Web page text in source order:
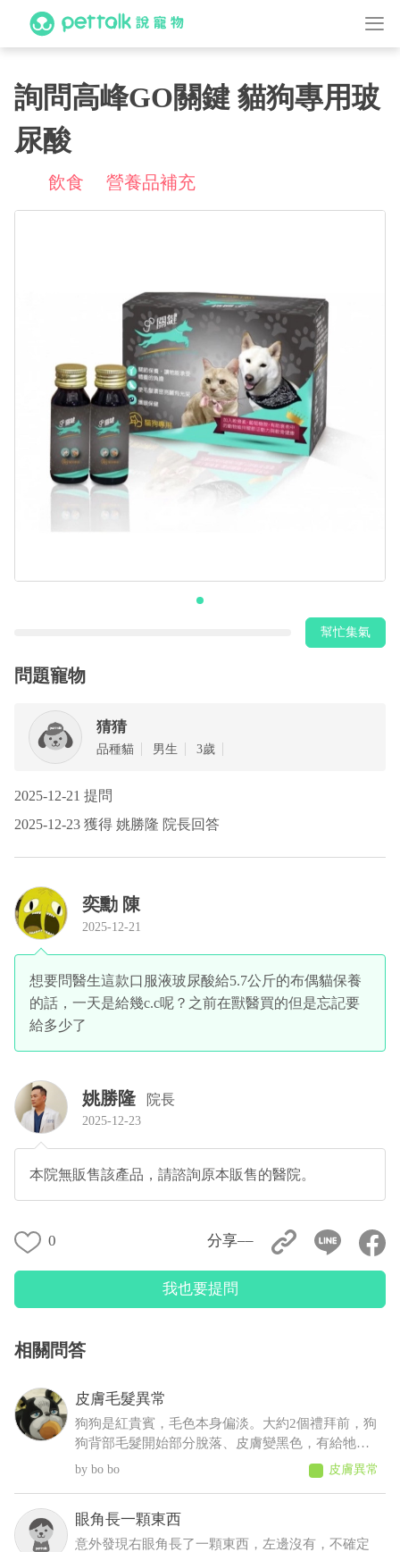
詢問高峰GO關鍵 貓狗專用玻
尿酸
飲食 營養品補充
幫忙集氣
問題寵物
猜猜
品種貓 男生 3歲
2025-12-21 提問
2025-12-23 獲得 姚勝隆 院長回答
奕勳 陳
2025-12-21
想要問醫生這款口服液玻尿酸給5.7公斤的布偶貓保養
的話，一天是給幾c.c呢？之前在獸醫買的但是忘記要
給多少了
姚勝隆 院長
2025-12-23
本院無販售該產品，請諮詢原本販售的醫院。
0 分享––
我也要提問
相關問答
皮膚毛髮異常
狗狗是紅貴賓，毛色本身偏淡。大約2個禮拜前，狗
狗背部毛髮開始部分脫落、皮膚變黑色，有給牠擦
人類的藥物(不知道會不會怎樣......)，也有帶去看獸
醫，但獸醫說這是正常老化不會怎樣，可是牠才5
bo bo 皮膚異常
眼角長一顆東西
意外發現右眼角長了一顆東西，左邊沒有，不確定